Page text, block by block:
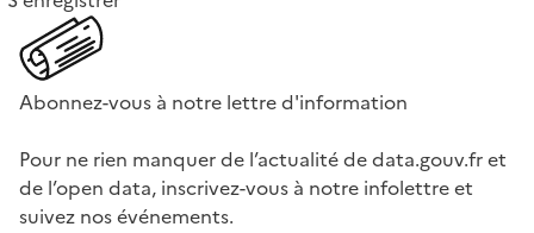
Abonnez-vous à notre lettre d'information
Pour ne rien manquer de l’actualité de data.gouv.fr et
de l’open data, inscrivez-vous à notre infolettre et
suivez nos événements.